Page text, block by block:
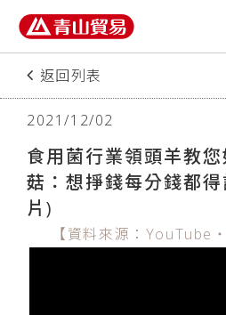
返回列表
2021/12/02
食用菌行業領頭羊教
菇：想掙錢每分錢都
片)
【資料來源：